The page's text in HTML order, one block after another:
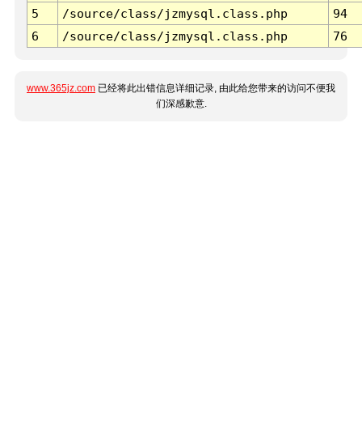
5
/source/class/jzmysql.class.php
94
6
/source/class/jzmysql.class.php 76
www.365jz.com 已经将此出错信息详细记录, 由此给您带来的访问不便我
们深感歉意.